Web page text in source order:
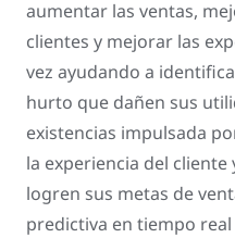
aumentar las ventas,
clientes y mejorar las
vez ayudando a
hurto que dañen sus
existencias impulsada
la experiencia del
logren sus metas de
predictiva en tiempo